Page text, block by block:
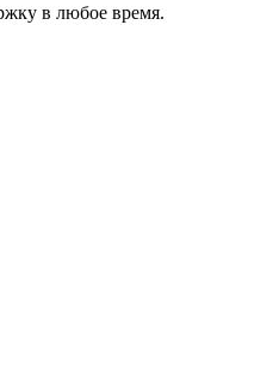
в любое время.